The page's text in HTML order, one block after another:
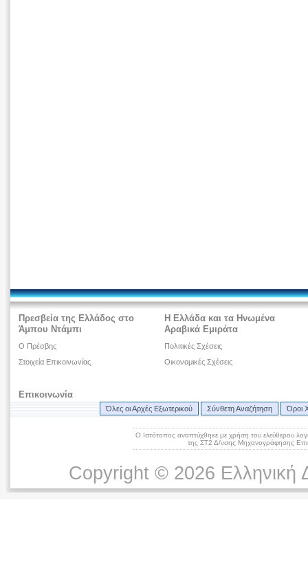
Πρεσβεία της Ελλάδος στο
Άμπου Ντάμπι
Ο Πρέσβης
Στοιχεία Επικοινωνίας
Η Ελλάδα και τα Ηνωμένα
Αραβικά Εμιράτα
Πολιτικές Σχέσεις
Οικονομικές Σχέσεις
Επικοινωνία
Όλες οι Αρχές Εξωτερικού Σύνθετη Αναζήτηση Όροι
Ο Ιστότοπος αναπτύχθηκε με χρήση του ελεύθερου
της ΣΤ2 Δ/νσης Μηχανογράφησης
Copyright © 2026